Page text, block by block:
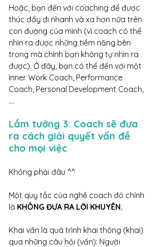
Hoặc, bạn đến với coaching để được
thúc đẩy đi nhanh và xa hơn nữa trên
con đường của mình (vì coach có thể
nhìn ra được những tiềm năng bên
trong mà chính bạn không tự nhìn ra
được). Ở đây, bạn có thể đến với một
Inner Work Coach, Performance
Coach, Personal Development Coach,
….
Lầm tưởng 3: Coach sẽ đưa
ra cách giải quyết vấn đề
cho mọi việc
Không phải đâu ^^
Một quy tắc của nghề coach đó chính
là KHÔNG ĐƯA RA LỜI KHUYÊN.
Khai vấn là quá trình khai thông (khai)
qua những câu hỏi (vấn): Người